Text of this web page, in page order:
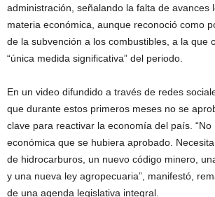
administración, señalando la falta de avances
materia económica, aunque reconoció como
de la subvención a los combustibles, a la que
“única medida significativa” del periodo.
En un video difundido a través de redes
que durante estos primeros meses no se
clave para reactivar la economía del país. “No
económica que se hubiera aprobado.
de hidrocarburos, un nuevo código minero,
y una nueva ley agropecuaria”, manifestó,
de una agenda legislativa integral.